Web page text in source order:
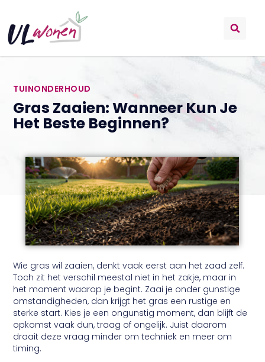
TUINONDERHOUD
Gras Zaaien: Wanneer Kun Je
Het Beste Beginnen?
Wie gras wil zaaien, denkt vaak eerst aan het zaad zelf.
Toch zit het verschil meestal niet in het zakje, maar in
het moment waarop je begint. Zaai je onder gunstige
omstandigheden, dan krijgt het gras een rustige en
sterke start. Kies je een ongunstig moment, dan blijft de
opkomst vaak dun, traag of ongelijk. Juist daarom
draait deze vraag minder om techniek en meer om
timing.